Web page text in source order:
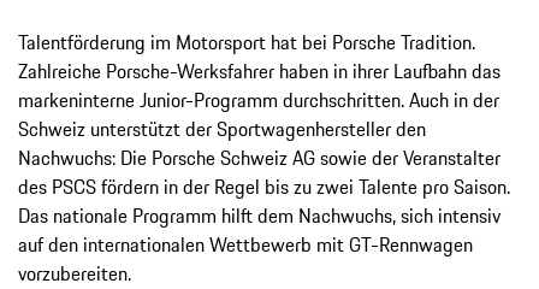
Talentförderung im Motorsport hat bei Porsche Tradition.
Zahlreiche Porsche-Werksfahrer haben in ihrer Laufbahn das
markeninterne Junior-Programm durchschritten. Auch in der
Schweiz unterstützt der Sportwagenhersteller den
Nachwuchs: Die Porsche Schweiz AG sowie der Veranstalter
des PSCS fördern in der Regel bis zu zwei Talente pro Saison.
Das nationale Programm hilft dem Nachwuchs, sich intensiv
auf den internationalen Wettbewerb mit GT-Rennwagen
vorzubereiten.